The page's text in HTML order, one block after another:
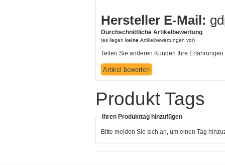
Hersteller E-Mail:
Durchschnittliche Artikelbewertung:
(es liegen keine Artikelbewertungen vor)
Teilen Sie anderen Kunden Ihre Erfahrungen
Produkt Tags
Ihren Produkttag hinzufügen
Bitte melden Sie sich an, um einen Tag